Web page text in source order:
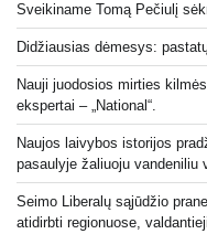
Sveikiname Tomą Pečiulį
Didžiausias dėmesys:
Nauji juodosios mirties
ekspertai – „National“.
Naujos laivybos istorijos
pasaulyje žaliuoju vandeniliu
Seimo Liberalų sąjūdžio
atidirbti regionuose,